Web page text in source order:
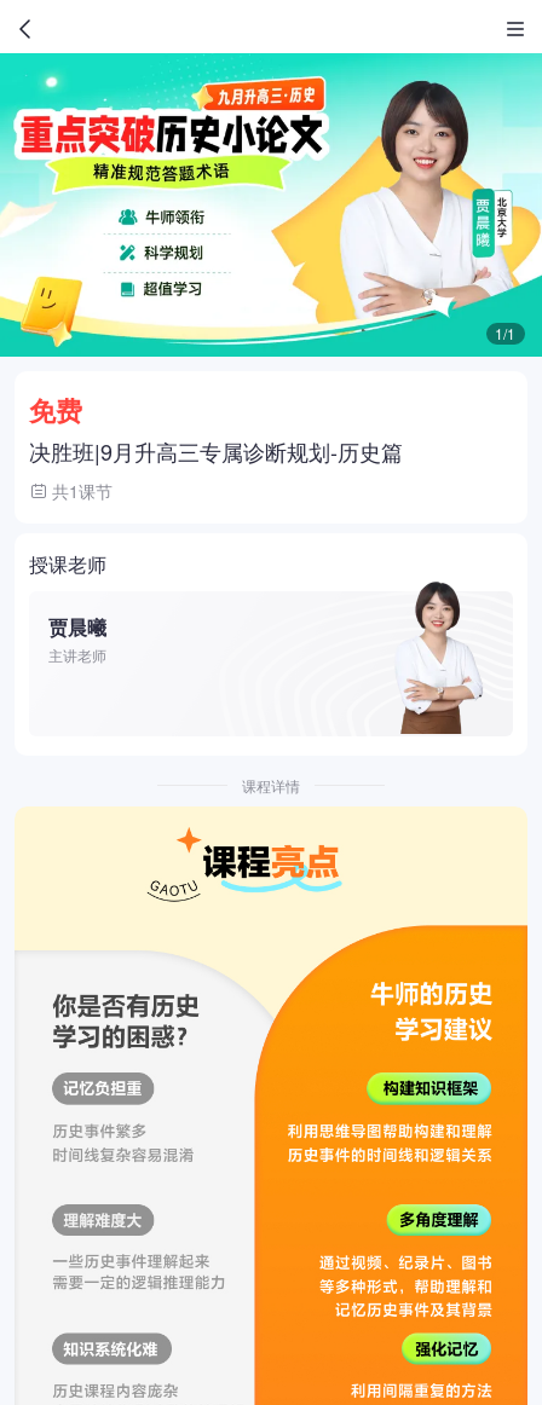
1/1
免费
决胜班|9月升高三专属诊断规划-历史篇
共1课节
授课老师
贾晨曦
主讲老师
课程详情